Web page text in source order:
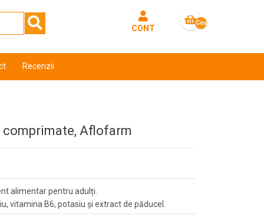
CONT
Coş
Recenzii
comprimate, Aflofarm
alimentar pentru adulți.
vitamina B6, potasiu și extract de păducel.